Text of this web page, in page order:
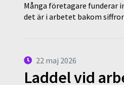
Många företagare funderar
det är i arbetet bakom
22 maj 2026
Laddel vid